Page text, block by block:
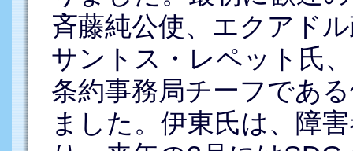
斉藤純公使、エクアド
サントス・レペット氏
条約事務局チーフであ
ました。伊東氏は、障